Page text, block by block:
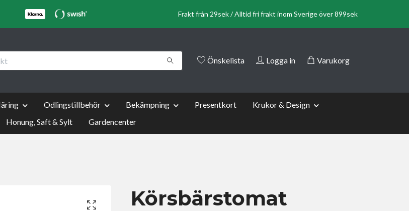
Frakt från 29sek / Alltid fri frakt inom Sverige över 899sek
Önskelista Logga in Varukorg
Odlingstillbehör Bekämpning Presentkort
Krukor & Design
Honung, Saft & Sylt
Gardencenter
Körsbärstomat